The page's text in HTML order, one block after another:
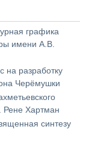
графика
имени А.В.
на разработку
Черёмушки
Хартман
синтезу